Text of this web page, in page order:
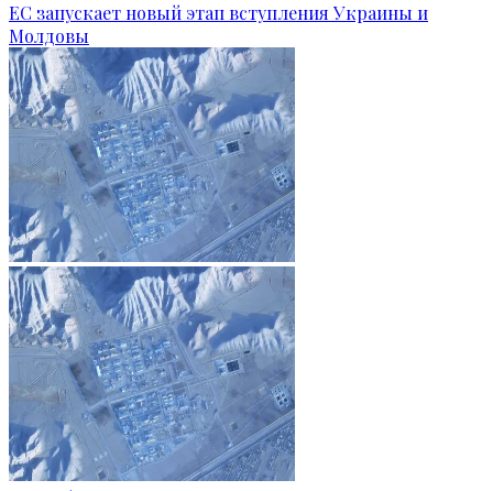
ЕС запускает новый этап вступления Украины и
Молдовы